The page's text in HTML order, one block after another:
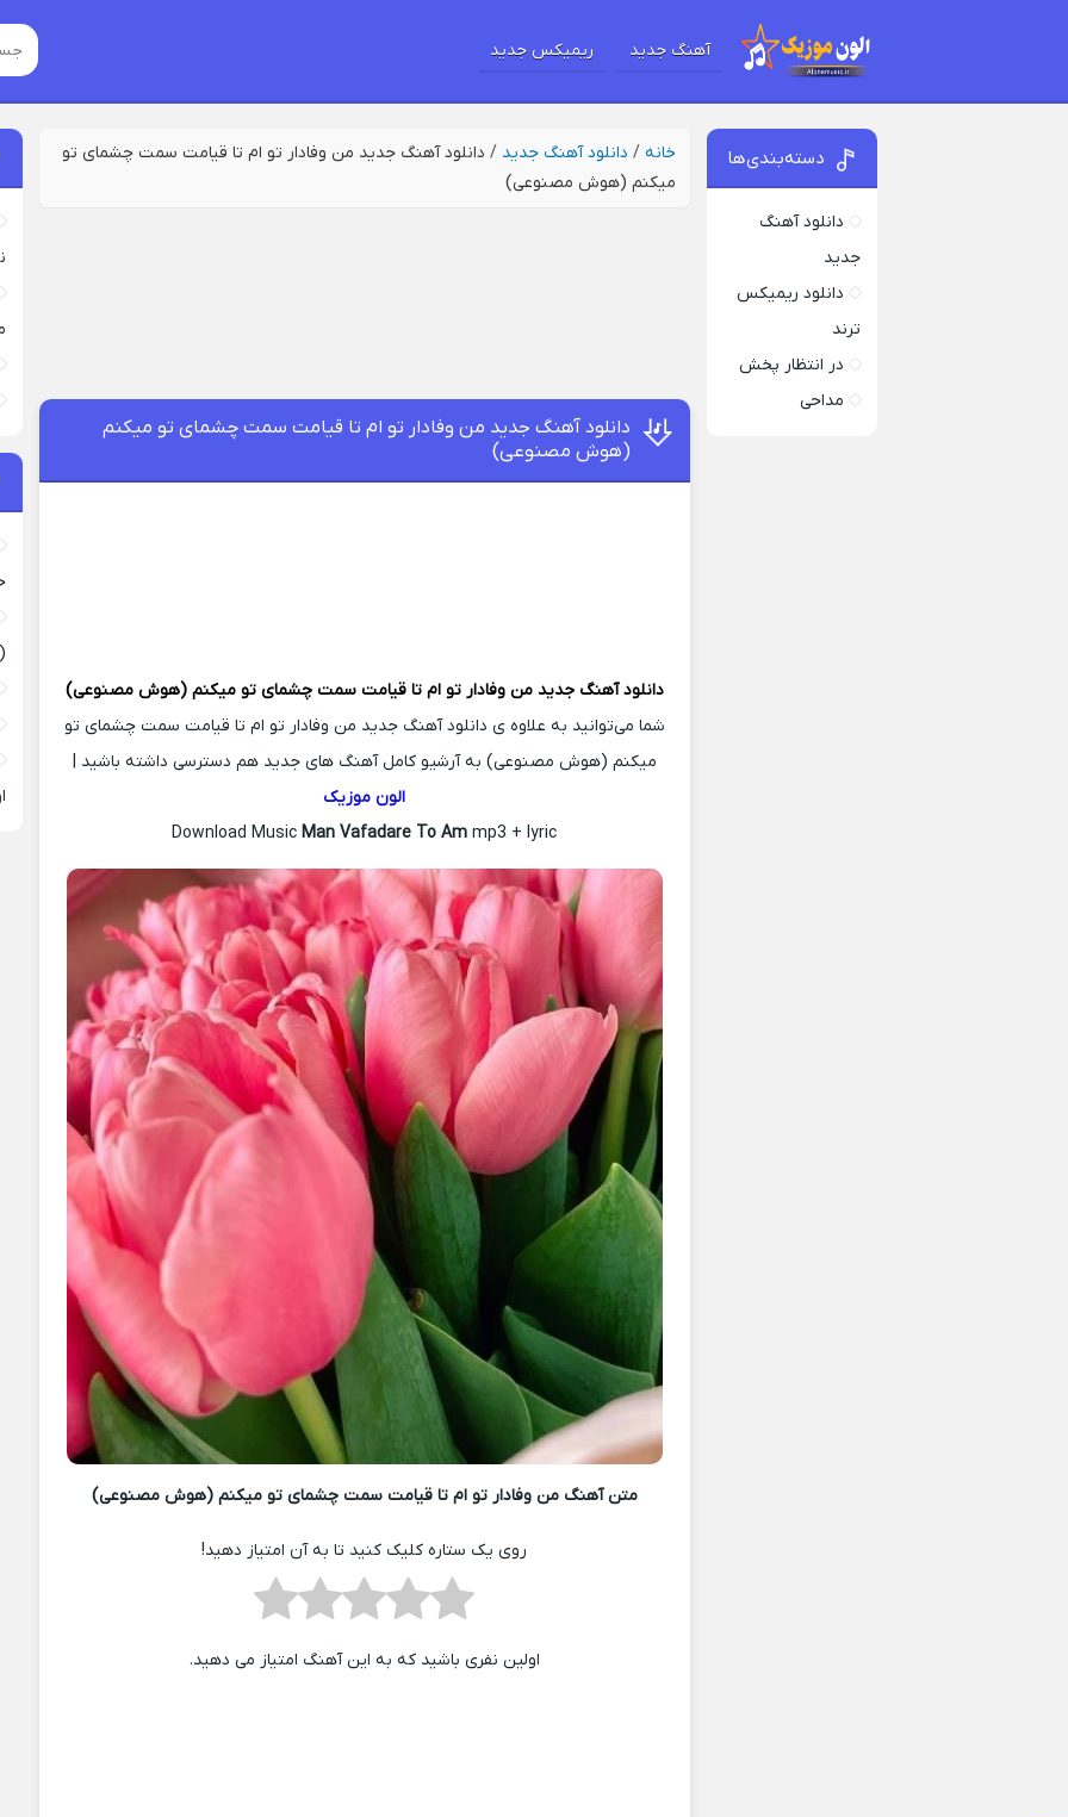
آهنگ جدید ریمیکس جدید
خانه / دانلود آهنگ جدید / دانلود آهنگ جدید من وفادار تو ام تا قیامت سمت چشمای تو
میکنم (هوش مصنوعی)
دانلود آهنگ جدید من وفادار تو ام تا قیامت سمت چشمای تو میکنم
(هوش مصنوعی)
دانلود آهنگ جدید من وفادار تو ام تا قیامت سمت چشمای تو میکنم (هوش مصنوعی)
شما می‌توانید به علاوه ی دانلود آهنگ جدید من وفادار تو ام تا قیامت سمت چشمای تو
میکنم (هوش مصنوعی) به آرشیو کامل آهنگ های جدید هم دسترسی داشته باشید |
الون موزیک
Download MusicMan Vafadare To Ammp3 + lyric
متن آهنگ من وفادار تو ام تا قیامت سمت چشمای تو میکنم (هوش مصنوعی)
روی یک ستاره کلیک کنید تا به آن امتیاز دهید!
اولین نفری باشید که به این آهنگ امتیاز می دهید.
دسته‌بندی‌ها
دانلود آهنگ
جدید
دانلود ریمیکس
ترند
در انتظار پخش
مداحی